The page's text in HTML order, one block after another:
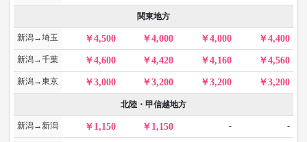
関東地方
新潟→埼玉 4,500 4,000 4,000 4,400
新潟→千葉 4,600 4,420 4,160 4,560
新潟→東京 3,000 3,200 3,200 3,200
北陸・甲信越地方
新潟→新潟 1,150 1,150 - -